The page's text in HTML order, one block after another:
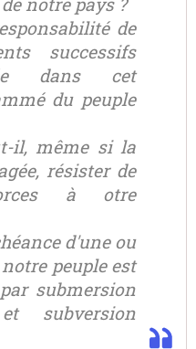
de
successifs
dans cet
du peuple
il, même si la
résister de
à otre
d'une ou
peuple est
submersion
subversion